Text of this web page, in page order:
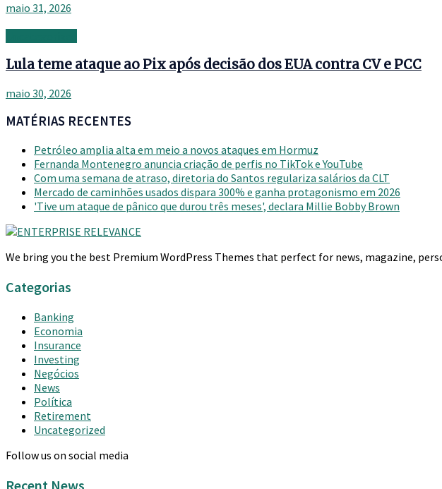
maio 31, 2026
Lula teme ataque ao Pix após decisão dos EUA contra CV e PCC
maio 30, 2026
MATÉRIAS RECENTES
Petróleo amplia alta em meio a novos ataques em Hormuz
Fernanda Montenegro anuncia criação de perfis no TikTok e YouTube
Com uma semana de atraso, diretoria do Santos regulariza salários da CLT
Mercado de caminhões usados dispara 300% e ganha protagonismo em 2026
'Tive um ataque de pânico que durou três meses', declara Millie Bobby Brown
We bring you the best Premium WordPress Themes that perfect for news, magazine,
Categorias
Banking
Economia
Insurance
Investing
Negócios
News
Política
Retirement
Uncategorized
Follow us on social media
Recent News